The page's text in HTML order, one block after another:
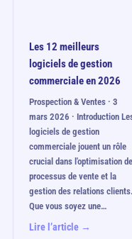
Les 12 meilleurs
logiciels de gestion
commerciale en 2026
Prospection & Ventes · 3
mars 2026 · Introduction
logiciels de gestion
commerciale jouent un rôle
crucial dans l'optimisation
processus de vente et la
gestion des relations clients.
Que vous soyez une…
Lire l’article →